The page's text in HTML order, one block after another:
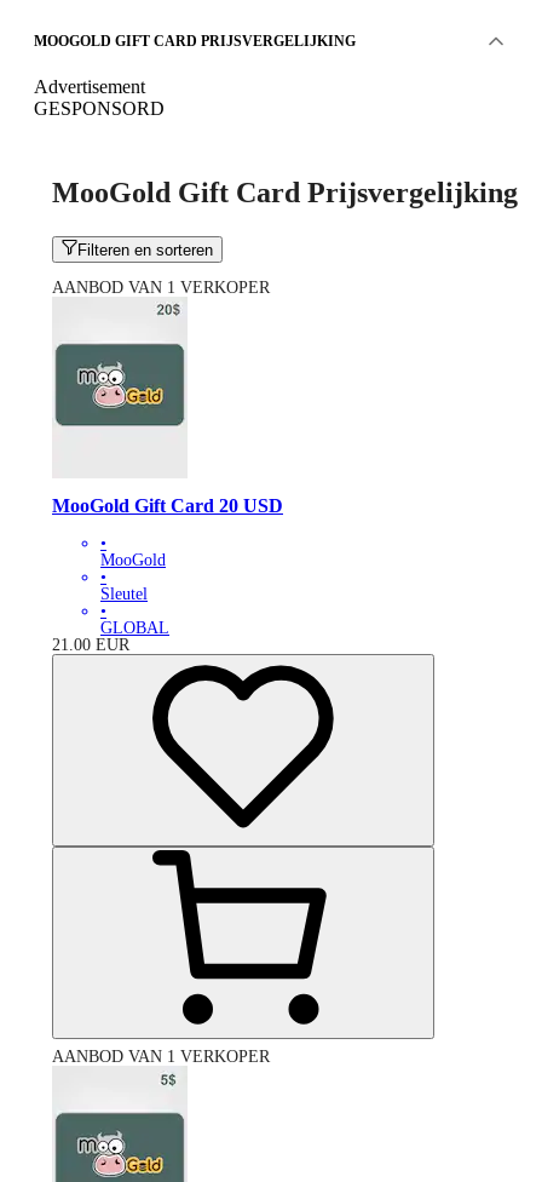
MOOGOLD GIFT CARD PRIJSVERGELIJKING
Advertisement
GESPONSORD
MooGold Gift Card Prijsvergelijking
Filteren en sorteren
AANBOD VAN 1 VERKOPER
MooGold Gift Card 20 USD
•
MooGold
•
Sleutel
•
GLOBAL
21.00 EUR
AANBOD VAN 1 VERKOPER